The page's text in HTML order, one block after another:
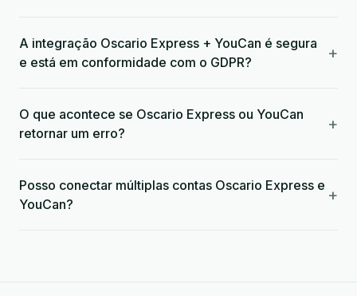
A integração Oscario Express + YouCan é segura
e está em conformidade com o GDPR?
+
O que acontece se Oscario Express ou YouCan
retornar um erro?
+
Posso conectar múltiplas contas Oscario Express e
YouCan?
+